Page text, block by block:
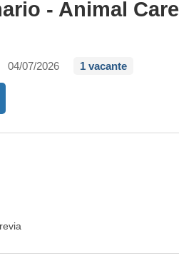
- Animal Care
04/07/2026 1 vacante